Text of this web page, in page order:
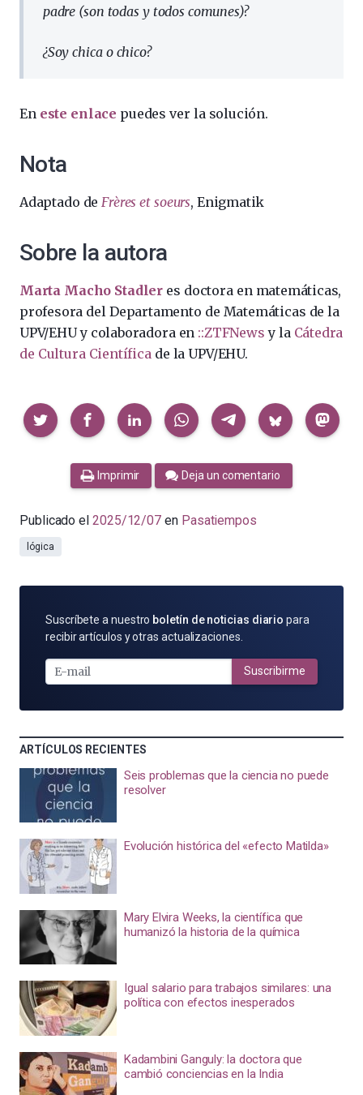
padre (son todas y todos comunes)?
¿Soy chica o chico?
En este enlace puedes ver la solución.
Nota
Adaptado de Frères et soeurs, Enigmatik
Sobre la autora
Marta Macho Stadler es doctora en matemáticas,
profesora del Departamento de Matemáticas de la
UPV/EHU y colaboradora en ::ZTFNews y la Cátedra
de Cultura Científica de la UPV/EHU.
Compartir
Imprimir Deja un comentario
Publicado el 2025/12/07 en Pasatiempos
lógica
SUSCRÍBETE
POR
MAIL
Suscríbete a nuestro boletín de noticias diario para
recibir artículos y otras actualizaciones.
Suscribirme
ARTÍCULOS RECIENTES
Seis problemas que la ciencia no puede
resolver
Evolución histórica del «efecto Matilda»
Mary Elvira Weeks, la científica que
humanizó la historia de la química
Igual salario para trabajos similares: una
política con efectos inesperados
Kadambini Ganguly: la doctora que
cambió conciencias en la India